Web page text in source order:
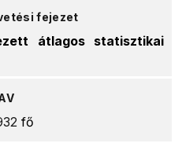
átlagos statisztikai
fő